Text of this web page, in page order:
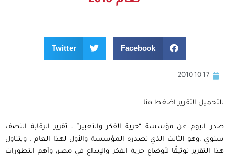
Facebook
Twitter
2010-10-17
للتحميل التقرير اضغط هنا
صدر اليوم عن مؤسسة “حرية الفكر والتعبير” ، تقرير الرقابة النصف
سنوي ،وهو الثالث الذي تصدره المؤسسة والأول لهذا العام . ويتناول
هذا التقرير توثيقُا لأوضاع حرية الفكر والإبداع في مصر، وأهم التطورات